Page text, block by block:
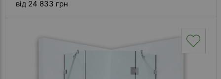
від 24 833 грн